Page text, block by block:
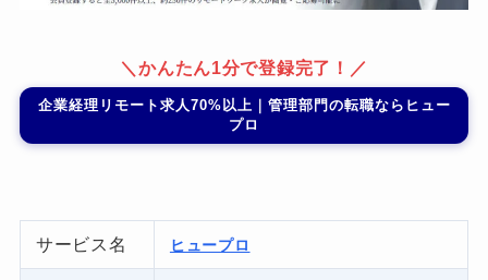
＼かんたん1分で登録完了！／
企業経理リモート求人70%以上｜管理部門の転職ならヒュー
プロ
サービス名 ヒュープロ